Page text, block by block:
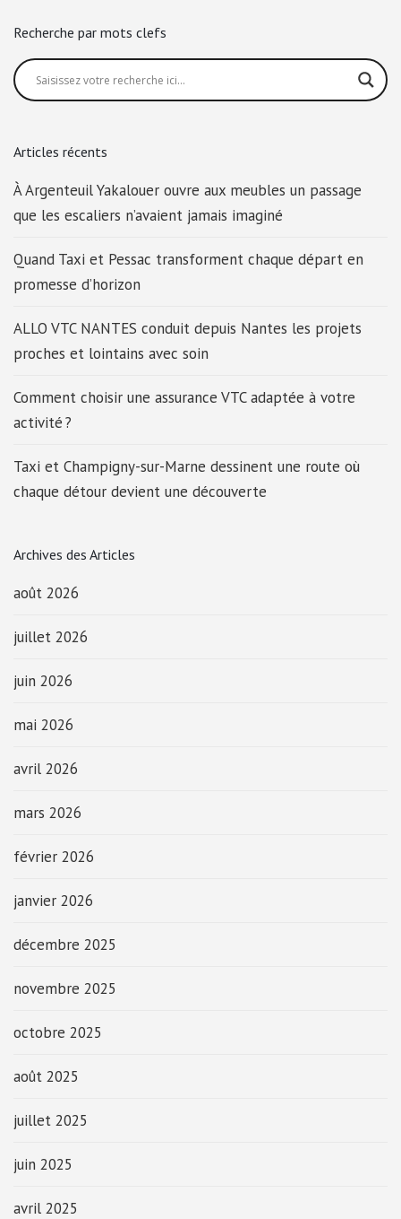
Recherche par mots clefs
Articles récents
À Argenteuil Yakalouer ouvre aux meubles un passage
que les escaliers n’avaient jamais imaginé
Quand Taxi et Pessac transforment chaque départ en
promesse d’horizon
ALLO VTC NANTES conduit depuis Nantes les projets
proches et lointains avec soin
Comment choisir une assurance VTC adaptée à votre
activité ?
Taxi et Champigny-sur-Marne dessinent une route où
chaque détour devient une découverte
Archives des Articles
août 2026
juillet 2026
juin 2026
mai 2026
avril 2026
mars 2026
février 2026
janvier 2026
décembre 2025
novembre 2025
octobre 2025
août 2025
juillet 2025
juin 2025
avril 2025